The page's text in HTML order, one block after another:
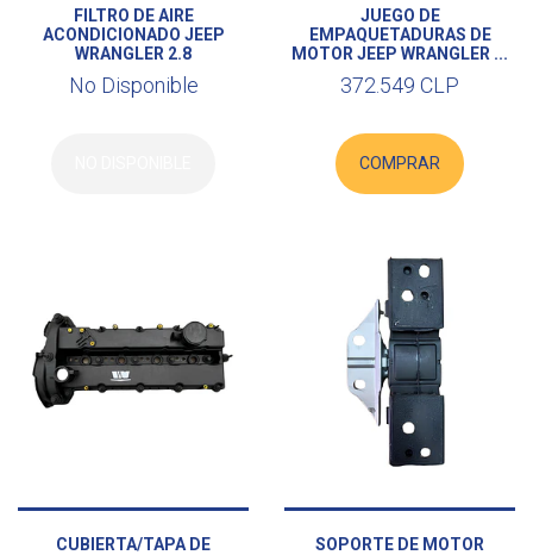
FILTRO DE AIRE
ACONDICIONADO JEEP
WRANGLER 2.8
No Disponible
JUEGO DE
EMPAQUETADURAS DE
MOTOR JEEP WRANGLER ...
372.549 CLP
COMPRAR
CUBIERTA/TAPA DE
SOPORTE DE MOTOR